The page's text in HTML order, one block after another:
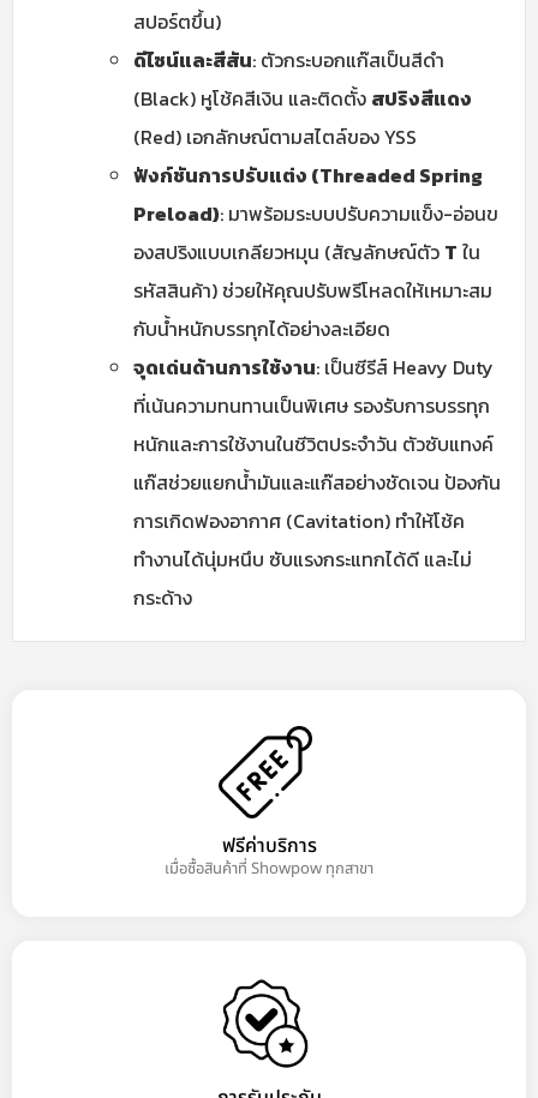
สปอร์ตขึ้น)
ดีไซน์และสีสัน: ตัวกระบอกแก๊สเป็นสีดำ
(Black) หูโช้คสีเงิน และติดตั้ง สปริงสีแดง
(Red) เอกลักษณ์ตามสไตล์ของ YSS
ฟังก์ชันการปรับแต่ง (Threaded Spring
Preload): มาพร้อมระบบปรับความแข็ง-อ่อนข
องสปริงแบบเกลียวหมุน (สัญลักษณ์ตัว T ใน
รหัสสินค้า) ช่วยให้คุณปรับพรีโหลดให้เหมาะสม
กับน้ำหนักบรรทุกได้อย่างละเอียด
จุดเด่นด้านการใช้งาน: เป็นซีรีส์ Heavy Duty
ที่เน้นความทนทานเป็นพิเศษ รองรับการบรรทุก
หนักและการใช้งานในชีวิตประจำวัน ตัวซับแทงค์
แก๊สช่วยแยกน้ำมันและแก๊สอย่างชัดเจน ป้องกัน
การเกิดฟองอากาศ (Cavitation) ทำให้โช้ค
ทำงานได้นุ่มหนึบ ซับแรงกระแทกได้ดี และไม่
กระด้าง
ฟรีค่าบริการ
เมื่อซื้อสินค้าที่ Showpow ทุกสาขา